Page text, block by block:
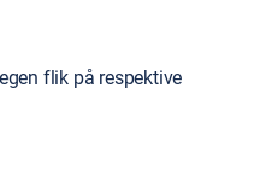
flik på respektive